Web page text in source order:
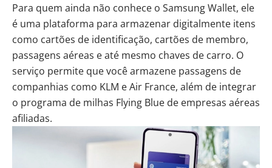
Para quem ainda não conhece o Samsung Wallet, ele
é uma plataforma para armazenar digitalmente itens
como cartões de identificação, cartões de membro,
passagens aéreas e até mesmo chaves de carro. O
serviço permite que você armazene passagens de
companhias como KLM e Air France, além de integrar
o programa de milhas Flying Blue de empresas aéreas
afiliadas.